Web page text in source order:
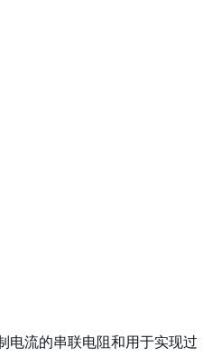
电流的串联电阻和用于实现过